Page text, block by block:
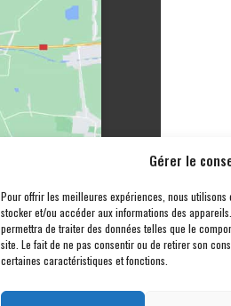
Gérer le
Pour offrir les meilleures expériences, nous
stocker et/ou accéder aux informations des
permettra de traiter des données telles que le
site. Le fait de ne pas consentir ou de retirer son
certaines caractéristiques et fonctions.